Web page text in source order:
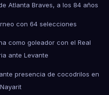
Atlanta Braves, a los 84 años
con 64 selecciones
como goleador con el Real
ante Levante
presencia de cocodrilos en